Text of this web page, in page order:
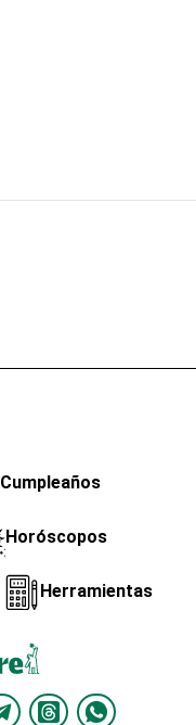
Cumpleaños
Horóscopos
Herramientas